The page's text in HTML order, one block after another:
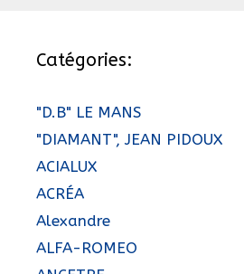
Catégories:
"D.B" LE MANS
"DIAMANT", JEAN PIDOUX
ACIALUX
ACRÉA
Alexandre
ALFA-ROMEO